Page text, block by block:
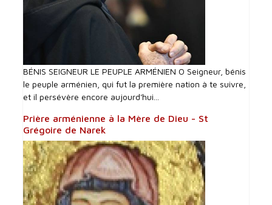
BÉNIS SEIGNEUR LE PEUPLE ARMÉNIEN O Seigneur, bénis
le peuple arménien, qui fut la première nation à te suivre,
et il persévère encore aujourd'hui...
Prière arménienne à la Mère de Dieu - St
Grégoire de Narek